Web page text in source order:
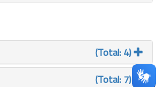
(Total: 4)
(Total: 7)